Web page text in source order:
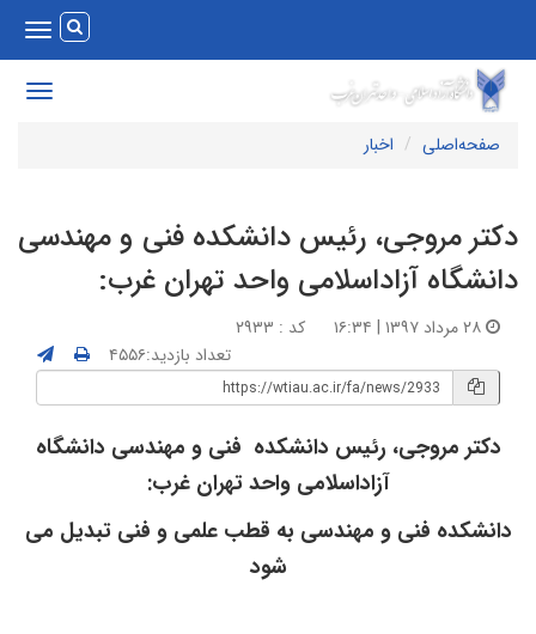
Toggle
Toggle
صفحه‌اصلی
اخبار
مروجی، رئیس دانشکده فنی و مهندسی
آزاداسلامی واحد تهران غرب:
کد : ۲۹۳۳
تعداد بازدید:۴۵۵۶
دکتر مروجی، رئیس دانشکدهفنی و مهندسی دانشگاه
آزاداسلامی واحد تهران غرب:
دانشکده فنی و مهندسی به قطب علمی و فنی تبدیل می
شود